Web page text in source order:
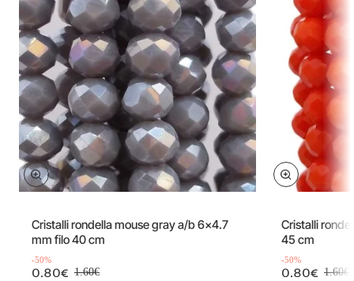
Cristalli rondella mouse gray a/b 6x4.7
mm filo 40 cm
-50%
0.80€ 1.60€
Cristalli
45 cm
-50%
0.80€ 1.60€